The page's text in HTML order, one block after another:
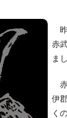
昨
赤
ま
赤
伊
く